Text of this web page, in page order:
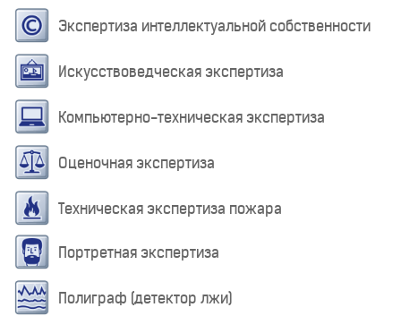
Экспертиза интеллектуальной собственности
Искусствоведческая экспертиза
Компьютерно-техническая экспертиза
Оценочная экспертиза
Техническая экспертиза пожара
Портретная экспертиза
Полиграф (детектор лжи)